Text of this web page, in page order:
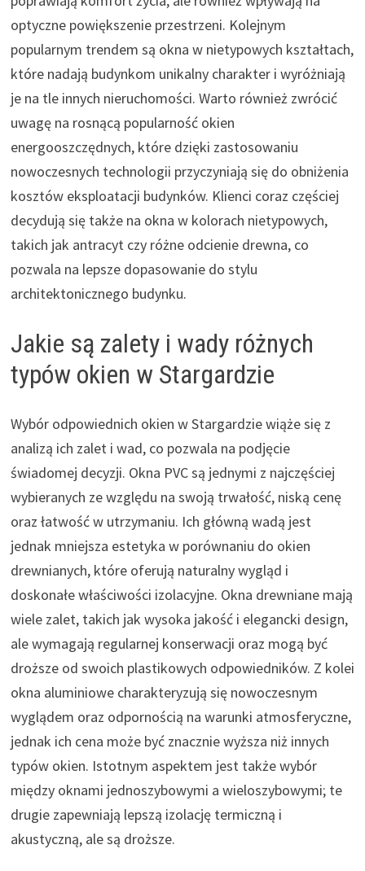
optyczne powiększenie przestrzeni. Kolejnym
popularnym trendem są okna w nietypowych kształtach,
które nadają budynkom unikalny charakter i wyróżniają
je na tle innych nieruchomości. Warto również zwrócić
uwagę na rosnącą popularność okien
energooszczędnych, które dzięki zastosowaniu
nowoczesnych technologii przyczyniają się do obniżenia
kosztów eksploatacji budynków. Klienci coraz częściej
decydują się także na okna w kolorach nietypowych,
takich jak antracyt czy różne odcienie drewna, co
pozwala na lepsze dopasowanie do stylu
architektonicznego budynku.
Jakie są zalety i wady różnych
typów okien w Stargardzie
Wybór odpowiednich okien w Stargardzie wiąże się z
analizą ich zalet i wad, co pozwala na podjęcie
świadomej decyzji. Okna PVC są jednymi z najczęściej
wybieranych ze względu na swoją trwałość, niską cenę
oraz łatwość w utrzymaniu. Ich główną wadą jest
jednak mniejsza estetyka w porównaniu do okien
drewnianych, które oferują naturalny wygląd i
doskonałe właściwości izolacyjne. Okna drewniane mają
wiele zalet, takich jak wysoka jakość i elegancki design,
ale wymagają regularnej konserwacji oraz mogą być
droższe od swoich plastikowych odpowiedników. Z kolei
okna aluminiowe charakteryzują się nowoczesnym
wyglądem oraz odpornością na warunki atmosferyczne,
jednak ich cena może być znacznie wyższa niż innych
typów okien. Istotnym aspektem jest także wybór
między oknami jednoszybowymi a wieloszybowymi; te
drugie zapewniają lepszą izolację termiczną i
akustyczną, ale są droższe.